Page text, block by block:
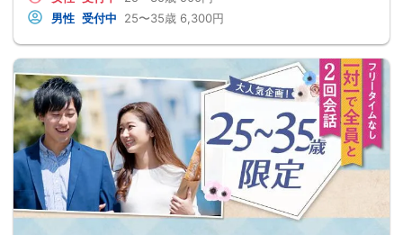
男性 受付中 25〜35歳 6,300円